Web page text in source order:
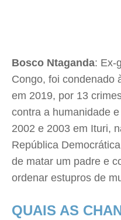
Bosco Ntaganda: Ex-
Congo, foi condenado
em 2019, por 13
contra a humanidade
2002 e 2003 em Ituri,
República
de matar um padre e
ordenar estupros de
QUAIS AS